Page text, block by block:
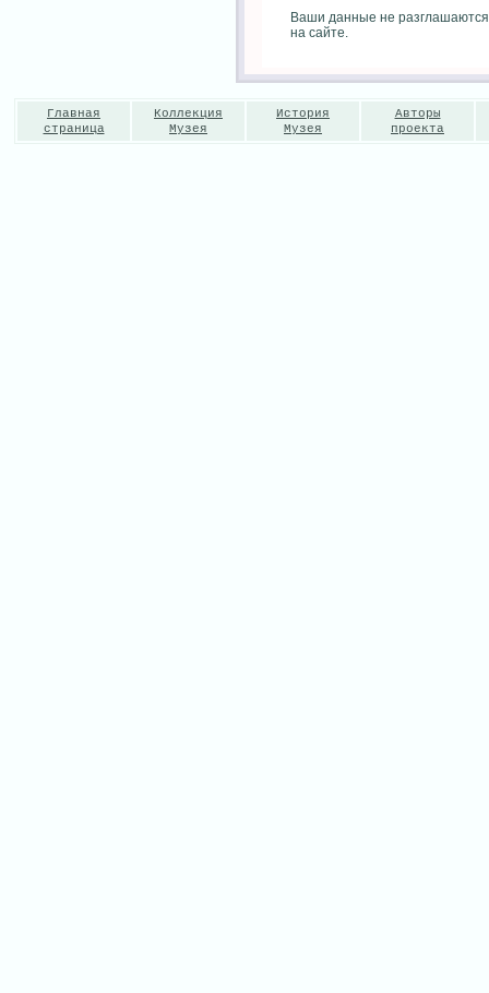
Ваши данные не
на сайте.
Главная
страница
Коллекция
Музея
История
Музея
Авторы
проекта